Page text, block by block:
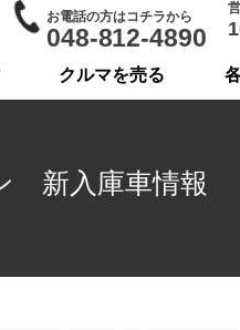
お電話の方はコチラから
048-812-4890
クルマを売る
新入庫車情報